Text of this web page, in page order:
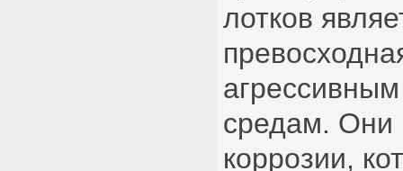
лотков
средам. Они
коррозии,